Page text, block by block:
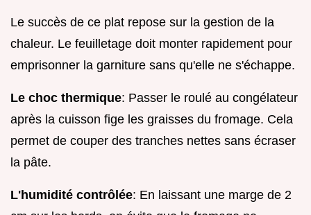
Le succès de ce plat repose sur la gestion de la
chaleur. Le feuilletage doit monter rapidement pour
emprisonner la garniture sans qu'elle ne s'échappe.
Le choc thermique: Passer le roulé au congélateur
après la cuisson fige les graisses du fromage. Cela
permet de couper des tranches nettes sans écraser
la pâte.
L'humidité contrôlée: En laissant une marge de 2